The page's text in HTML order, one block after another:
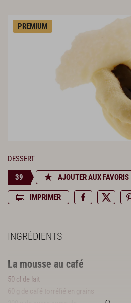
PREMIUM
DESSERT
39 AJOUTER AUX FAVORIS
IMPRIMER
INGRÉDIENTS
La mousse au café
50 cl de lait
60 g de café torréfié en grains